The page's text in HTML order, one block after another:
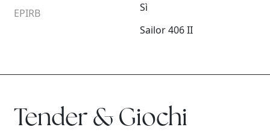
EPIRB
Sì
Sailor 406 II
Tender & Giochi